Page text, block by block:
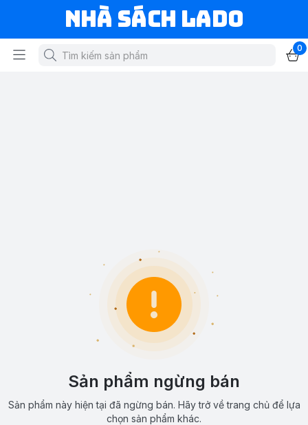
NHÀ SÁCH LADO
0
Sản phẩm ngừng bán
Sản phẩm này hiện tại đã ngừng bán. Hãy trở về trang chủ để lựa
chọn sản phẩm khác.